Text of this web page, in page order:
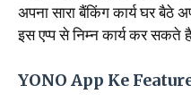
अपना सारा बैंकिंग कार्य घर
इस एप्प से निम्न कार्य कर सकते
YONO App Ke